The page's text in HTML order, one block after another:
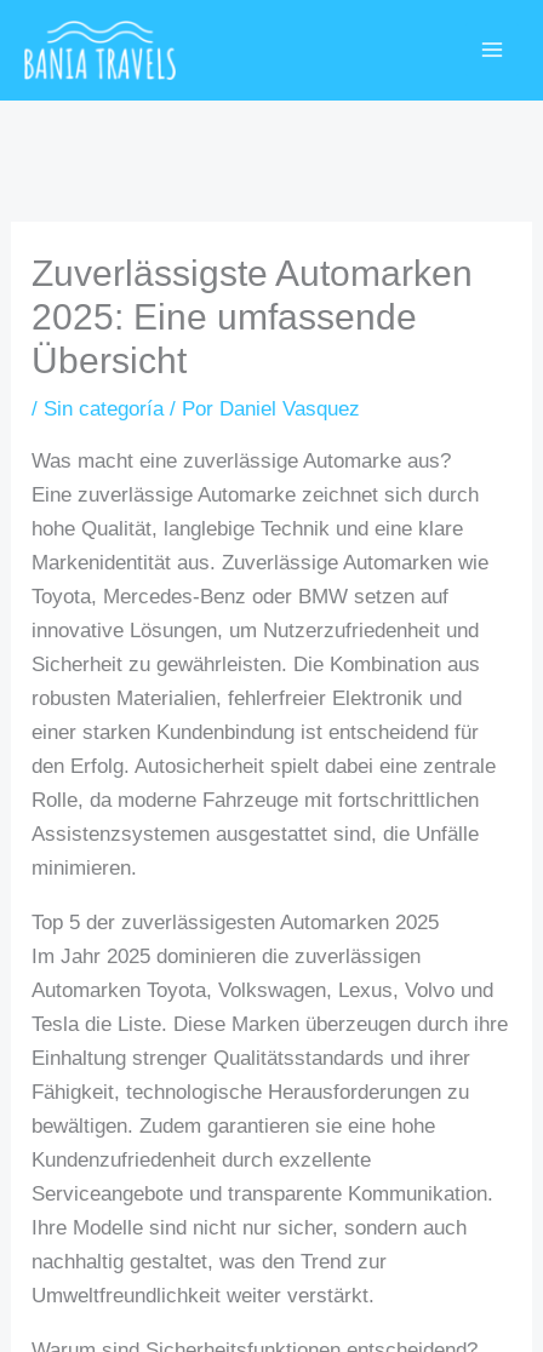
contenido
Zuverlässigste Automarken
2025: Eine umfassende
Übersicht
/ Sin categoría/ Por Daniel Vasquez
Was macht eine zuverlässige Automarke aus?
Eine zuverlässige Automarke zeichnet sich durch
hohe Qualität, langlebige Technik und eine klare
Markenidentität aus. Zuverlässige Automarken wie
Toyota, Mercedes-Benz oder BMW setzen auf
innovative Lösungen, um Nutzerzufriedenheit und
Sicherheit zu gewährleisten. Die Kombination aus
robusten Materialien, fehlerfreier Elektronik und
einer starken Kundenbindung ist entscheidend für
den Erfolg. Autosicherheit spielt dabei eine zentrale
Rolle, da moderne Fahrzeuge mit fortschrittlichen
Assistenzsystemen ausgestattet sind, die Unfälle
minimieren.
Top 5 der zuverlässigesten Automarken 2025
Im Jahr 2025 dominieren die zuverlässigen
Automarken Toyota, Volkswagen, Lexus, Volvo und
Tesla die Liste. Diese Marken überzeugen durch ihre
Einhaltung strenger Qualitätsstandards und ihrer
Fähigkeit, technologische Herausforderungen zu
bewältigen. Zudem garantieren sie eine hohe
Kundenzufriedenheit durch exzellente
Serviceangebote und transparente Kommunikation.
Ihre Modelle sind nicht nur sicher, sondern auch
nachhaltig gestaltet, was den Trend zur
Umweltfreundlichkeit weiter verstärkt.